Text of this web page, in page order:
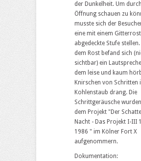
der Dunkelheit. Um
Öffnung schauen zu
musste sich der
eine mit einem Gitterrost
abgedeckte Stufe
dem Rost befand sich
sichtbar) ein
dem leise und kaum
Knirschen von Schritten
Kohlenstaub drang. Die
Schrittgeräusche
dem Projekt "Der
Nacht - Das Projekt I-III
1986 " im Kölner Fort X
aufgenommern.
Dokumentation: